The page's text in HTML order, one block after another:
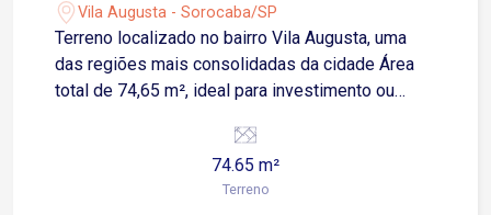
Vila Augusta - Sorocaba/SP
Terreno localizado no bairro Vila Augusta, uma
das regiões mais consolidadas da cidade Área
total de 74,65 m², ideal para investimento ou
potencial de valorização Em uma avenida bem
movimentada com grande fluxo de veiculos e
74.65 m²
Terreno